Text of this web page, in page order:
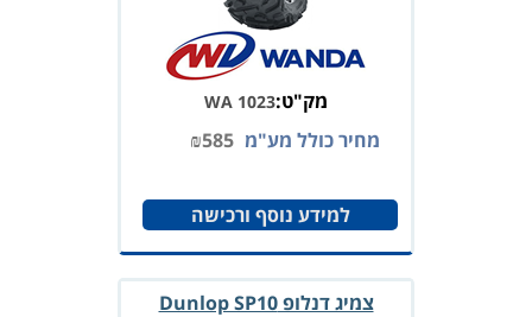
מק"ט:WA 1023
מחיר כולל מע"מ ₪585
למידע נוסף ורכישה
צמיג דנלופ Dunlop SP10